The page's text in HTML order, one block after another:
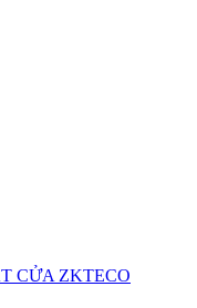
CỬA ZKTECO